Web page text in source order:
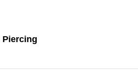
Piercing